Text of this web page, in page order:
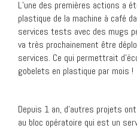
L’une des premières actions a
plastique de la machine à café
services tests avec des mugs
va très prochainement être
services. Ce qui permettrait
gobelets en plastique par mois !
Depuis 1 an, d’autres projets
au bloc opératoire qui est un